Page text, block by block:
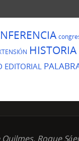
HISTORIA
EDITORIAL
Roque